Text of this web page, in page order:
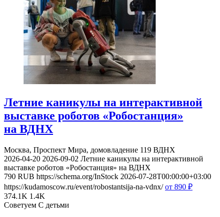
Летние каникулы на интерактивной
выставке роботов «Робостанция»
на ВДНХ
Москва, Проспект Мира, домовладение 119 ВДНХ
2026-04-20 2026-09-02 Летние каникулы на интерактивной
выставке роботов «Робостанция» на ВДНХ
790 RUB https://schema.org/InStock 2026-07-28T00:00:00+03:00
https://kudamoscow.ru/event/robostantsija-na-vdnx/ от 890 ₽
374.1K 1.4K
Советуем С детьми